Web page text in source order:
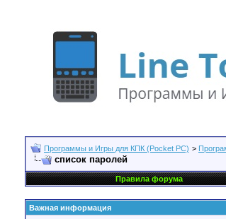
Программы и Игры для КПК (Pocket PC) >
список паролей
Правила форума
Важная информация